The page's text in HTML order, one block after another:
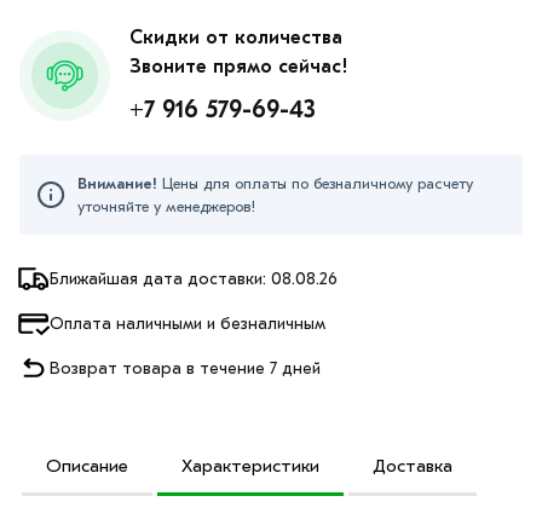
Ближайшая дата доставки: 08.08.26
Оплата наличными и безналичным
Возврат товара в течение 7 дней
Скидки от количества
Звоните прямо сейчас!
+7 916 579-69-43
Внимание! Цены для оплаты по безналичному расчету
уточняйте у менеджеров!
Описание Характеристики Доставка